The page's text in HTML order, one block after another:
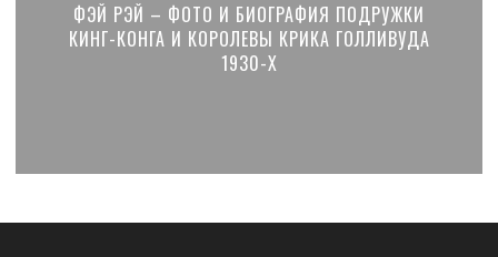
ФЭЙ РЭЙ – ФОТО И БИОГРАФИЯ ПОДРУЖКИ
КИНГ-КОНГА И КОРОЛЕВЫ КРИКА ГОЛЛИВУДА
1930-Х